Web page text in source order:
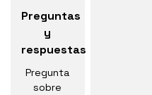
Preguntas
y
respuestas
Pregunta
sobre